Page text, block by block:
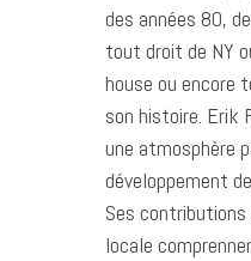
des années 80,
tout droit de NY
house ou encore
son histoire. Erik
une atmosphère
développement
Ses
locale